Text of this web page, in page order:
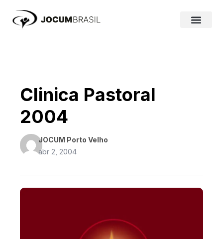
para
Clinica Pastoral
2004
JOCUM Porto Velho
abr 2, 2004